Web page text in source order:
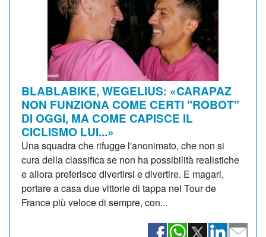
BLABLABIKE, WEGELIUS: «CARAPAZ
NON FUNZIONA COME CERTI "ROBOT"
DI OGGI, MA COME CAPISCE IL
CICLISMO LUI...»
Una squadra che rifugge l'anonimato, che non si
cura della classifica se non ha possibilità realistiche
e allora preferisce divertirsi e divertire. E magari,
portare a casa due vittorie di tappa nel Tour de
France più veloce di sempre, con...